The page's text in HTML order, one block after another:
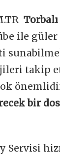
ile
takip
bir
Servisi